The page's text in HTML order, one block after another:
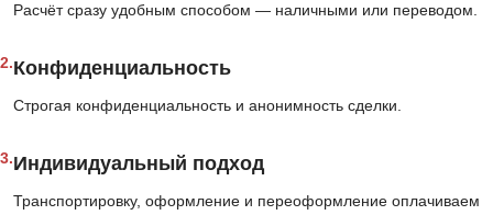
Расчёт сразу удобным способом — наличными или переводом.
2.Конфиденциальность
Строгая конфиденциальность и анонимность сделки.
3.Индивидуальный подход
Транспортировку, оформление и переоформление оплачиваем